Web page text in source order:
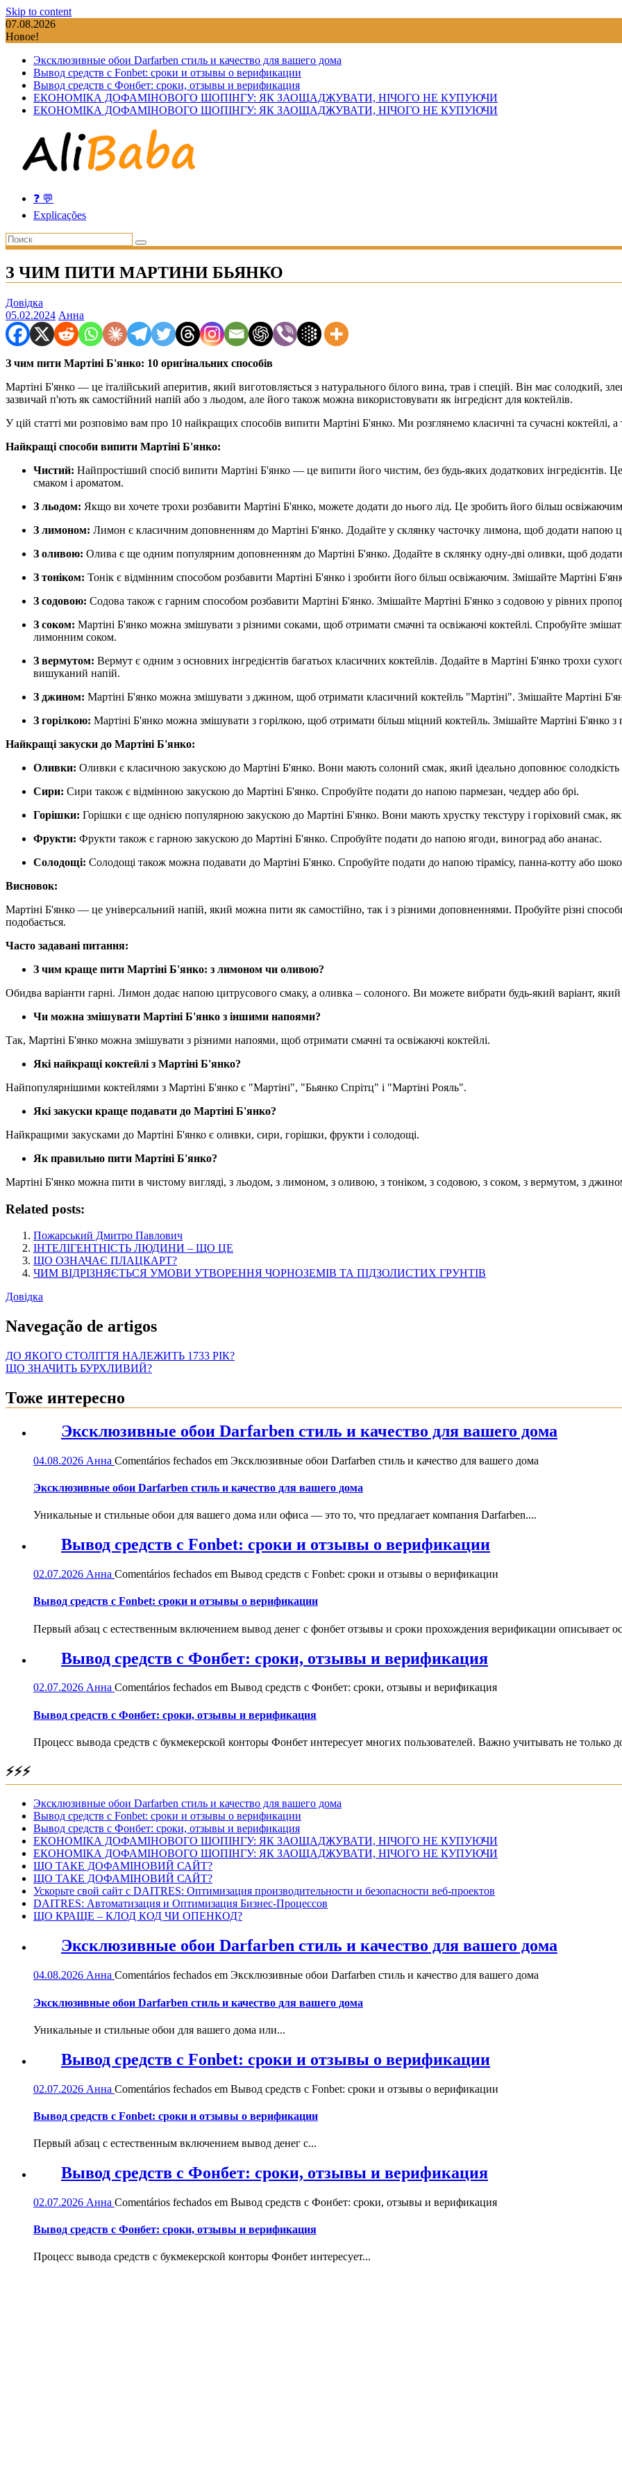
Skip to content
07.08.2026
Новое!
Эксклюзивные обои Darfarben стиль и качество для вашего дома
Вывод средств с Fonbet: сроки и отзывы о верификации
Вывод средств с Фонбет: сроки, отзывы и верификация
ЕКОНОМІКА ДОФАМІНОВОГО ШОПІНГУ: ЯК ЗАОЩАДЖУВАТИ, НІЧОГО НЕ КУПУЮЧИ
ЕКОНОМІКА ДОФАМІНОВОГО ШОПІНГУ: ЯК ЗАОЩАДЖУВАТИ, НІЧОГО НЕ КУПУЮЧИ
❓ 💬
Explicações
З ЧИМ ПИТИ МАРТИНИ БЬЯНКО
Довідка
05.02.2024 Анна
З чим пити Мартіні Б'янко: 10 оригінальних способів
Мартіні Б'янко — це італійський аперитив, який виготовляється з натурального білого вина, трав і спецій. Він має солодкий,
зазвичай п'ють як самостійний напій або з льодом, але його також можна використовувати як інгредієнт для коктейлів.
У цій статті ми розповімо вам про 10 найкращих способів випити Мартіні Б'янко. Ми розглянемо класичні та сучасні коктейлі,
Найкращі способи випити Мартіні Б'янко:
Чистий: Найпростіший спосіб випити Мартіні Б'янко — це випити його чистим, без будь-яких додаткових інгредієнтів.
смаком і ароматом.
З льодом: Якщо ви хочете трохи розбавити Мартіні Б'янко, можете додати до нього лід. Це зробить його більш
З лимоном: Лимон є класичним доповненням до Мартіні Б'янко. Додайте у склянку часточку лимона, щоб додати напою
З оливою: Олива є ще одним популярним доповненням до Мартіні Б'янко. Додайте в склянку одну-дві оливки, щоб
З тоніком: Тонік є відмінним способом розбавити Мартіні Б'янко і зробити його більш освіжаючим. Змішайте Мартіні
З содовою: Содова також є гарним способом розбавити Мартіні Б'янко. Змішайте Мартіні Б'янко з содовою у рівних
З соком: Мартіні Б'янко можна змішувати з різними соками, щоб отримати смачні та освіжаючі коктейлі. Спробуйте
лимонним соком.
З вермутом: Вермут є одним з основних інгредієнтів багатьох класичних коктейлів. Додайте в Мартіні Б'янко трохи
вишуканий напій.
З джином: Мартіні Б'янко можна змішувати з джином, щоб отримати класичний коктейль "Мартіні". Змішайте Мартіні
З горілкою: Мартіні Б'янко можна змішувати з горілкою, щоб отримати більш міцний коктейль. Змішайте Мартіні Б'янко з
Найкращі закуски до Мартіні Б'янко:
Оливки: Оливки є класичною закускою до Мартіні Б'янко. Вони мають солоний смак, який ідеально доповнює
Сири: Сири також є відмінною закускою до Мартіні Б'янко. Спробуйте подати до напою пармезан, чеддер або брі.
Горішки: Горішки є ще однією популярною закускою до Мартіні Б'янко. Вони мають хрустку текстуру і горіховий смак,
Фрукти: Фрукти також є гарною закускою до Мартіні Б'янко. Спробуйте подати до напою ягоди, виноград або ананас.
Солодощі: Солодощі також можна подавати до Мартіні Б'янко. Спробуйте подати до напою тірамісу, панна-котту або
Висновок:
Мартіні Б'янко — це універсальний напій, який можна пити як самостійно, так і з різними доповненнями. Пробуйте різні
подобається.
Часто задавані питання:
З чим краще пити Мартіні Б'янко: з лимоном чи оливою?
Обидва варіанти гарні. Лимон додає напою цитрусового смаку, а оливка – солоного. Ви можете вибрати будь-який варіант, який
Чи можна змішувати Мартіні Б'янко з іншими напоями?
Так, Мартіні Б'янко можна змішувати з різними напоями, щоб отримати смачні та освіжаючі коктейлі.
Які найкращі коктейлі з Мартіні Б'янко?
Найпопулярнішими коктейлями з Мартіні Б'янко є "Мартіні", "Бьянко Спрітц" і "Мартіні Рояль".
Які закуски краще подавати до Мартіні Б'янко?
Найкращими закусками до Мартіні Б'янко є оливки, сири, горішки, фрукти і солодощі.
Як правильно пити Мартіні Б'янко?
Мартіні Б'янко можна пити в чистому вигляді, з льодом, з лимоном, з оливою, з тоніком, з содовою, з соком, з вермутом, з
Related posts:
Пожарський Дмитро Павлович
ІНТЕЛІГЕНТНІСТЬ ЛЮДИНИ – ЩО ЦЕ
ЩО ОЗНАЧАЄ ПЛАЦКАРТ?
ЧИМ ВІДРІЗНЯЄТЬСЯ УМОВИ УТВОРЕННЯ ЧОРНОЗЕМІВ ТА ПІДЗОЛИСТИХ ГРУНТІВ
Довідка
Navegação de artigos
ДО ЯКОГО СТОЛІТТЯ НАЛЕЖИТЬ 1733 РІК?
ЩО ЗНАЧИТЬ БУРХЛИВИЙ?
Тоже интересно
Эксклюзивные обои Darfarben стиль и качество для вашего дома
04.08.2026 Анна Comentários fechados em Эксклюзивные обои Darfarben стиль и качество для вашего дома
Эксклюзивные обои Darfarben стиль и качество для вашего дома
Уникальные и стильные обои для вашего дома или офиса — это то, что предлагает компания Darfarben....
Вывод средств с Fonbet: сроки и отзывы о верификации
02.07.2026 Анна Comentários fechados em Вывод средств с Fonbet: сроки и отзывы о верификации
Вывод средств с Fonbet: сроки и отзывы о верификации
Первый абзац с естественным включением вывод денег с фонбет отзывы и сроки прохождения верификации описывает
Вывод средств с Фонбет: сроки, отзывы и верификация
02.07.2026 Анна Comentários fechados em Вывод средств с Фонбет: сроки, отзывы и верификация
Вывод средств с Фонбет: сроки, отзывы и верификация
Процесс вывода средств с букмекерской конторы Фонбет интересует многих пользователей. Важно учитывать не только
⚡⚡⚡
Эксклюзивные обои Darfarben стиль и качество для вашего дома
Вывод средств с Fonbet: сроки и отзывы о верификации
Вывод средств с Фонбет: сроки, отзывы и верификация
ЕКОНОМІКА ДОФАМІНОВОГО ШОПІНГУ: ЯК ЗАОЩАДЖУВАТИ, НІЧОГО НЕ КУПУЮЧИ
ЕКОНОМІКА ДОФАМІНОВОГО ШОПІНГУ: ЯК ЗАОЩАДЖУВАТИ, НІЧОГО НЕ КУПУЮЧИ
ЩО ТАКЕ ДОФАМІНОВИЙ САЙТ?
ЩО ТАКЕ ДОФАМІНОВИЙ САЙТ?
Ускорьте свой сайт с DAITRES: Оптимизация производительности и безопасности веб-проектов
DAITRES: Автоматизация и Оптимизация Бизнес-Процессов
ЩО КРАЩЕ – КЛОД КОД ЧИ ОПЕНКОД?
Эксклюзивные обои Darfarben стиль и качество для вашего дома
04.08.2026 Анна Comentários fechados em Эксклюзивные обои Darfarben стиль и качество для вашего дома
Эксклюзивные обои Darfarben стиль и качество для вашего дома
Уникальные и стильные обои для вашего дома или...
Вывод средств с Fonbet: сроки и отзывы о верификации
02.07.2026 Анна Comentários fechados em Вывод средств с Fonbet: сроки и отзывы о верификации
Вывод средств с Fonbet: сроки и отзывы о верификации
Первый абзац с естественным включением вывод денег с...
Вывод средств с Фонбет: сроки, отзывы и верификация
02.07.2026 Анна Comentários fechados em Вывод средств с Фонбет: сроки, отзывы и верификация
Вывод средств с Фонбет: сроки, отзывы и верификация
Процесс вывода средств с букмекерской конторы Фонбет интересует...